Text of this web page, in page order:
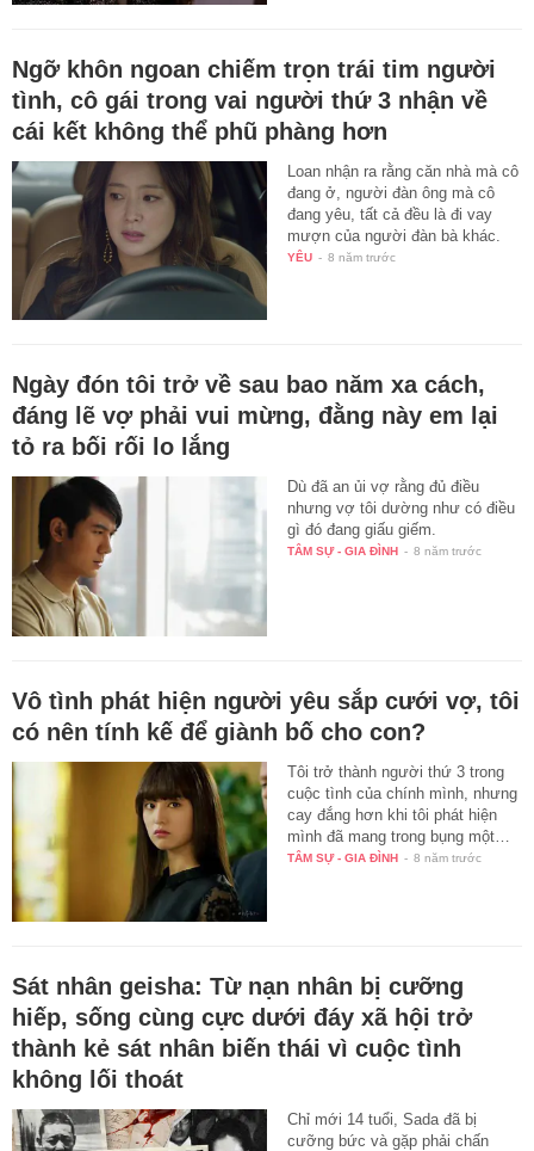
Ngỡ khôn ngoan chiếm trọn trái tim người
tình, cô gái trong vai người thứ 3 nhận về
cái kết không thể phũ phàng hơn
Loan nhận ra rằng căn nhà mà cô
đang ở, người đàn ông mà cô
đang yêu, tất cả đều là đi vay
mượn của người đàn bà khác.
YÊU - 8 năm trước
Ngày đón tôi trở về sau bao năm xa cách,
đáng lẽ vợ phải vui mừng, đằng này em lại
tỏ ra bối rối lo lắng
Dù đã an ủi vợ rằng đủ điều
nhưng vợ tôi dường như có điều
gì đó đang giấu giếm.
TÂM SỰ - GIA ĐÌNH - 8 năm trước
Vô tình phát hiện người yêu sắp cưới vợ, tôi
có nên tính kế để giành bố cho con?
Tôi trở thành người thứ 3 trong
cuộc tình của chính mình, nhưng
cay đắng hơn khi tôi phát hiện
mình đã mang trong bụng một…
TÂM SỰ - GIA ĐÌNH - 8 năm trước
Sát nhân geisha: Từ nạn nhân bị cưỡng
hiếp, sống cùng cực dưới đáy xã hội trở
thành kẻ sát nhân biến thái vì cuộc tình
không lối thoát
Chỉ mới 14 tuổi, Sada đã bị
cưỡng bức và gặp phải chấn